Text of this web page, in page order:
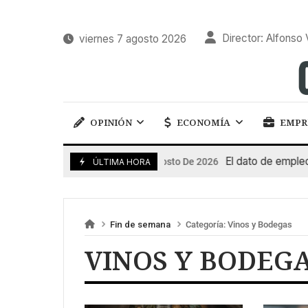
viernes 7 agosto 2026 Director: Alfonso
OPINIÓN ECONOMÍA
ÚLTIMA HORA
7 De Agosto De 2026 El dato de empleo
Fin de semana Categoría: Vinos y Bodegas
VINOS Y